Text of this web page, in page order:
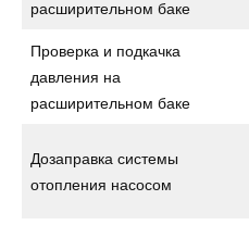
расширительном баке
Проверка и подкачка
давления на
расширительном баке
Дозаправка системы
отопления насосом